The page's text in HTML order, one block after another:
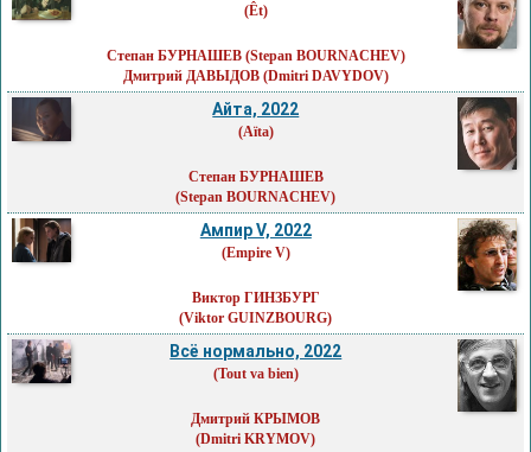
(Êt)
Степан БУРНАШЕВ(Stepan BOURNACHEV)
Дмитрий ДАВЫДОВ(Dmitri DAVYDOV)
Айта, 2022
(Aïta)
Степан БУРНАШЕВ
(Stepan BOURNACHEV)
Ампир V, 2022
(Empire V)
Виктор ГИНЗБУРГ
(Viktor GUINZBOURG)
Всё нормально, 2022
(Tout va bien)
Дмитрий КРЫМОВ
(Dmitri KRYMOV)